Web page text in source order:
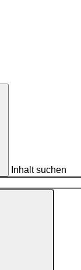
Inhalt suchen